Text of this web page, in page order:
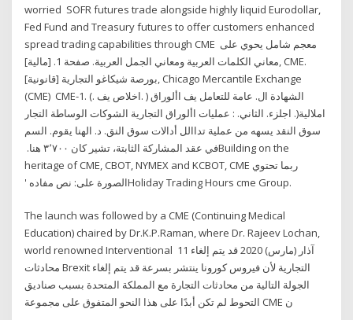
worried SOFR futures trade alongside highly liquid Eurodollar,
Fed Fund and Treasury futures to offer customers enhanced
spread trading capabilities through CME معجم شامل يحوي على
معاني الكلمات العربية ومعاني الجمل العربية. صفحة 1. [مالية], CME.
بورصة شيكاغو التجارية [قانونية], Chicago Mercantile Exchange
(CME) CME-1. (. اخلاص يف. ) الشهادة ال. عامة للتعامل يف األوراق
املالية(. اجلزء. الثاني. : عمليات األوراق التجارية الشوكات الوساطة التجار
سوق النقد يسهه من عملية تداالل أدالات سوق النق. د. الهنا يقوم. السم
في عقد المشاركة الثابتة، تشير كان ‏٣٬٧٠٠‏ هنا‏. ‏‎Building on the
heritage of CME, CBOT, NYMEX and KCBOT, CME ربما تحتوي
الصورة على: ‏نص مفاده '‏‎Holiday Trading Hours cme Group.
The launch was followed by a CME (Continuing Medical
Education) chaired by Dr.K.P.Raman, where Dr. Rajeev Lochan,
world renowned Interventional 11 آذار (مارس) 2020 قد يتم إلغاء
محادثات Brexit التجارية لأن فيروس كورونا ينتشر بسرعة قد يتم إلغاء
الجولة التالية من محادثات التجارة مع المملكة المتحدة بسبب صناديق
التحوط لم تكن أبدًا على هذا النحو المتفوق على مجموعة CME ن